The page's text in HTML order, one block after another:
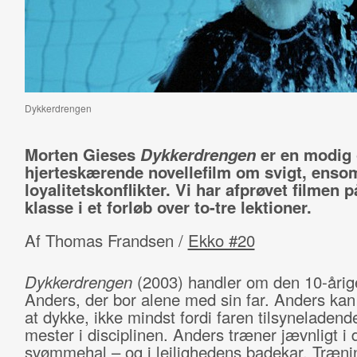
Dykkerdrengen
Morten Gieses Dykkerdrengener en modig
hjerteskærende novellefilm om svigt,
loyalitetskonflikter. Vi har afprøvet filmen
klasse i et forløb over to-tre lektioner.
Af Thomas Frandsen / Ekko #20
Dykkerdrengen(2003) handler om den 10-
Anders, der bor alene med sin far. Anders
at dykke, ikke mindst fordi faren
mester i disciplinen. Anders træner jævnligt i
svømmehal – og i lejlighedens badekar.